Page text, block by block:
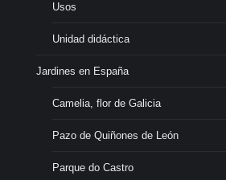
Usos
Unidad didáctica
Jardines en España
Camelia, flor de Galicia
Pazo de Quiñones de León
Parque do Castro